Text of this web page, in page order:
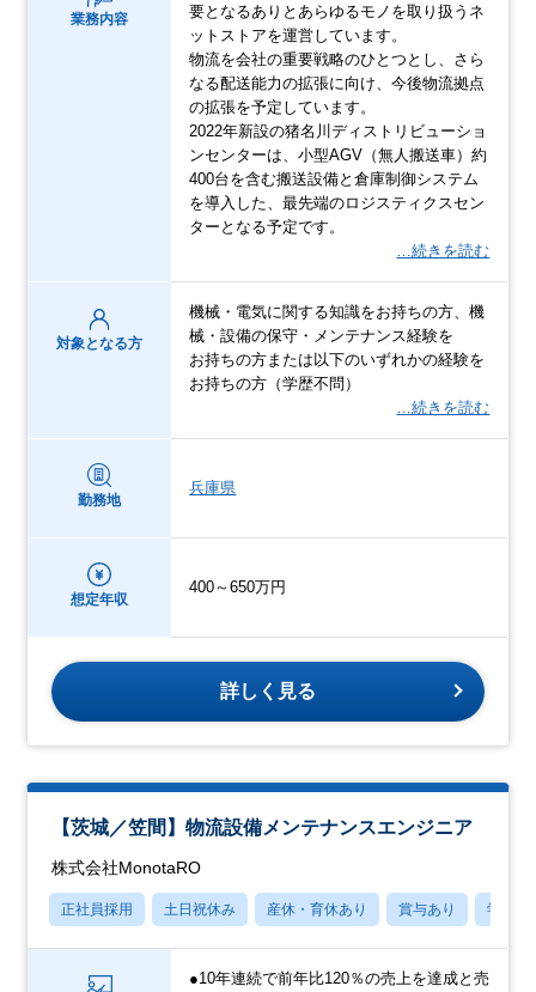
業務内容
要となるありとあらゆるモノを取り扱うネ
ットストアを運営しています。
物流を会社の重要戦略のひとつとし、さら
なる配送能力の拡張に向け、今後物流拠点
の拡張を予定しています。
2022年新設の猪名川ディストリビューショ
ンセンターは、小型AGV（無人搬送車）約
400台を含む搬送設備と倉庫制御システム
を導入した、最先端のロジスティクスセン
ターとなる予定です。
…続きを読む
対象となる方
機械・電気に関する知識をお持ちの方、機
械・設備の保守・メンテナンス経験を
お持ちの方または以下のいずれかの経験を
お持ちの方（学歴不問）
…続きを読む
勤務地
兵庫県
想定年収
400～650万円
詳しく見る
【茨城／笠間】物流設備メンテナンスエンジニア
株式会社MonotaRO
正社員採用 土日祝休み 産休・育休あり 賞与あり 学歴不
●10年連続で前年比120％の売上を達成と売